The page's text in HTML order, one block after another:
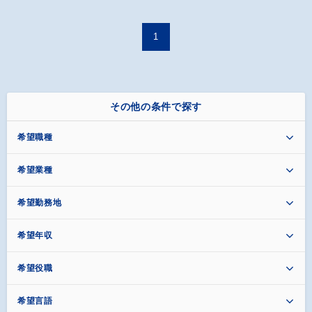
1
その他の条件で探す
希望職種
希望業種
希望勤務地
希望年収
希望役職
希望言語